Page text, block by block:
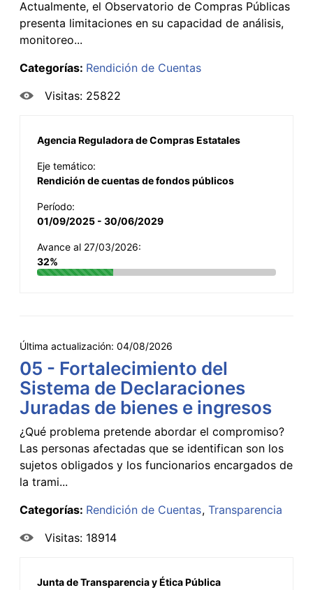
Actualmente, el Observatorio de Compras Públicas
presenta limitaciones en su capacidad de análisis,
monitoreo...
Categorías: Rendición de Cuentas
Visitas: 25822
Agencia Reguladora de Compras Estatales
Eje temático:
Rendición de cuentas de fondos públicos
Período:
01/09/2025 - 30/06/2029
Avance al 27/03/2026:
32%
Última actualización: 04/08/2026
05 - Fortalecimiento del
Sistema de Declaraciones
Juradas de bienes e ingresos
¿Qué problema pretende abordar el compromiso?
Las personas afectadas que se identifican son los
sujetos obligados y los funcionarios encargados de
la trami...
Categorías: Rendición de Cuentas Transparencia
Visitas: 18914
Junta de Transparencia y Ética Pública